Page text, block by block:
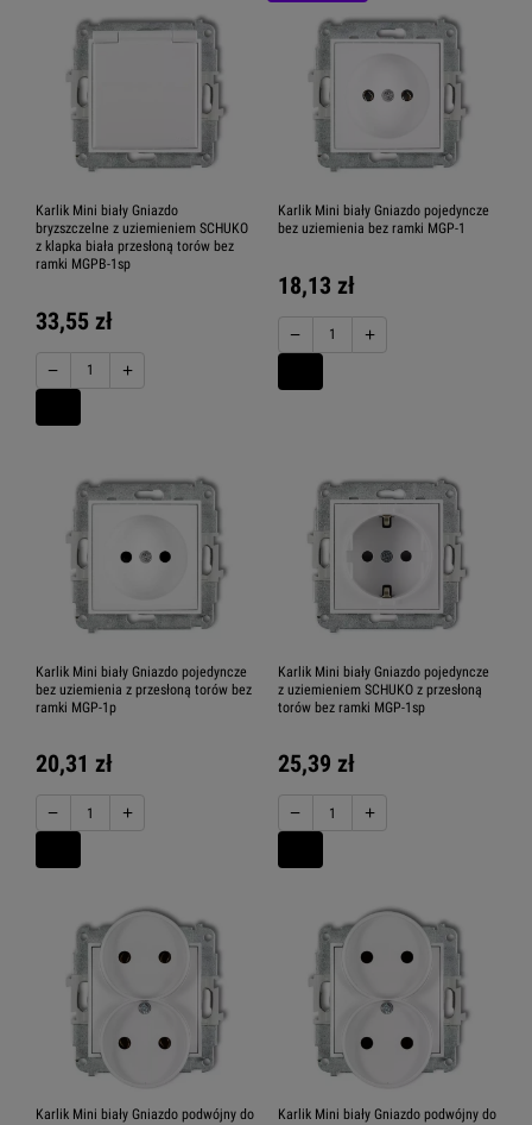
Karlik Mini biały Gniazdo
bryzszczelne z uziemieniem SCHUKO
z klapka biała przesłoną torów bez
ramki MGPB-1sp
33,55 zł
− +
Karlik Mini biały Gniazdo pojedyncze
bez uziemienia bez ramki MGP-1
18,13 zł
− +
Karlik Mini biały Gniazdo pojedyncze
bez uziemienia z przesłoną torów bez
ramki MGP-1p
20,31 zł
− +
Karlik Mini biały Gniazdo pojedyncze
z uziemieniem SCHUKO z przesłoną
torów bez ramki MGP-1sp
25,39 zł
− +
Karlik Mini biały Gniazdo podwójny do
Karlik Mini biały Gniazdo podwójny do